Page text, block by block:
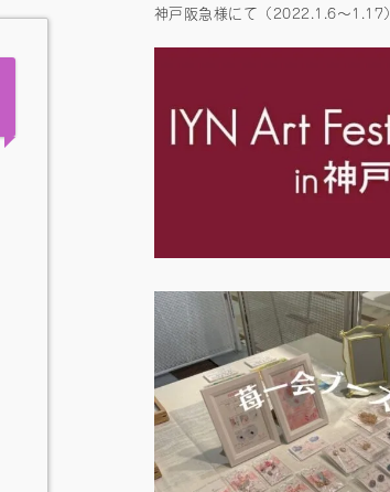
神戸阪急様にて（2022.1.6〜1.17）